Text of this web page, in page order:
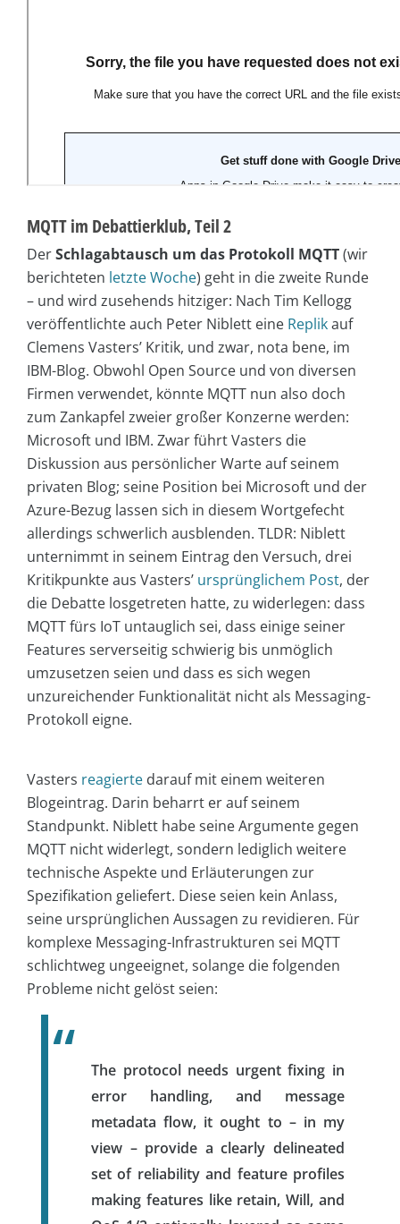
MQTT im Debattierklub, Teil 2
DerSchlagabtausch um das Protokoll MQTT(wir
berichteten letzte Woche) geht in die zweite Runde
– und wird zusehends hitziger: Nach Tim Kellogg
veröffentlichte auch Peter Niblett eine Replikauf
Clemens Vasters’ Kritik, und zwar, nota bene, im
IBM-Blog. Obwohl Open Source und von diversen
Firmen verwendet, könnte MQTT nun also doch
zum Zankapfel zweier großer Konzerne werden:
Microsoft und IBM. Zwar führt Vasters die
Diskussion aus persönlicher Warte auf seinem
privaten Blog; seine Position bei Microsoft und der
Azure-Bezug lassen sich in diesem Wortgefecht
allerdings schwerlich ausblenden. TLDR: Niblett
unternimmt in seinem Eintrag den Versuch, drei
Kritikpunkte aus Vasters’ ursprünglichem Post, der
die Debatte losgetreten hatte, zu widerlegen: dass
MQTT fürs IoT untauglich sei, dass einige seiner
Features serverseitig schwierig bis unmöglich
umzusetzen seien und dass es sich wegen
unzureichender Funktionalität nicht als Messaging-
Protokoll eigne.
Vasters reagierte darauf mit einem weiteren
Blogeintrag. Darin beharrt er auf seinem
Standpunkt. Niblett habe seine Argumente gegen
MQTT nicht widerlegt, sondern lediglich weitere
technische Aspekte und Erläuterungen zur
Spezifikation geliefert. Diese seien kein Anlass,
seine ursprünglichen Aussagen zu revidieren. Für
komplexe Messaging-Infrastrukturen sei MQTT
schlichtweg ungeeignet, solange die folgenden
Probleme nicht gelöst seien:
The protocol needs urgent fixing in
error handling, and message
metadata flow, it ought to – in my
view – provide a clearly delineated
set of reliability and feature profiles
making features like retain, Will, and